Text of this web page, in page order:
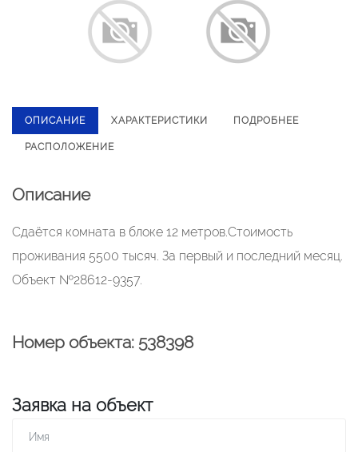
ОПИСАНИЕ ХАРАКТЕРИСТИКИ ПОДРОБНЕЕ
РАСПОЛОЖЕНИЕ
Описание
Сдаётся комната в блоке 12 метров.Стоимость
проживания 5500 тысяч. За первый и последний месяц.
Объект №28612-9357.
Номер объекта: 538398
Заявка на объект